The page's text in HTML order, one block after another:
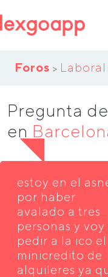
Foros > Laboral
Pregunta
en
estoy en el
por haber
avalado a tres
personas y voy
pedir a la ico el
minicredito de
alquileres ya